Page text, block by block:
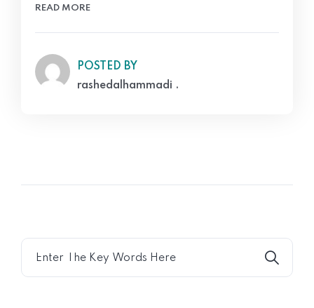
READ MORE
POSTED BY
rashedalhammadi .